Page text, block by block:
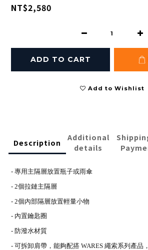
NT$2,580
ADD TO CART
Add to Wishlist
Description
Additional
details
- 專用主隔層放置瓶子或雨傘
- 2個拉鏈主隔層
- 2個內部隔層放置輕量小物
- 內置鑰匙圈
- 防潑水材質
- 可拆卸肩帶，能夠配搭 WARES 繩索系列產品